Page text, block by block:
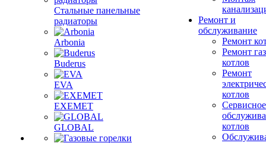
Стальные панельные
радиаторы
Arbonia
Buderus
EVA
EXEMET
GLOBAL
Ремонт и
обслуживание
Ремонт
Ремонт
котлов
Ремонт
котлов
Сервисное
котлов